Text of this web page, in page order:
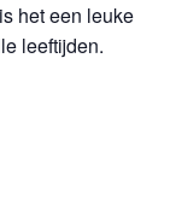
het een leuke
leeftijden.